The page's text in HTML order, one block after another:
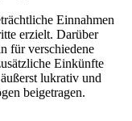
Einnahmen
erzielt. Darüber
für verschiedene
Einkünfte
lukrativ und
beigetragen.